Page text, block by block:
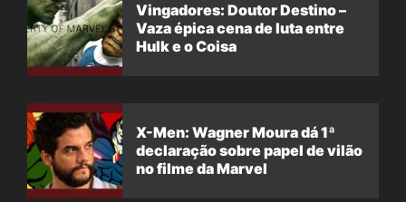
Vingadores: Doutor Destino –
Vaza épica cena de luta entre
Hulk e o Coisa
X-Men: Wagner Moura dá 1ª
declaração sobre papel de vilão
no filme da Marvel